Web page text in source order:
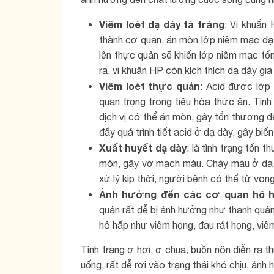
Viêm loét dạ dày tá tràng: Vi khuẩn
thành cơ quan, ăn mòn lớp niêm mạc
lên thực quản sẽ khiến lớp niêm mạc
ra, vi khuẩn HP còn kích thích dạ dày
Viêm loét thực quản: Acid được lớp
quan trọng trong tiêu hóa thức ăn.
dịch vị có thể ăn mòn, gây tổn thương
đẩy quá trình tiết acid ở dạ dày, gây
Xuất huyết dạ dày: là tình trạng tổn
mòn, gây vỡ mạch máu. Chảy máu ở
xử lý kịp thời, người bệnh có thể tử
Ảnh hưởng đến các cơ quan hô
quản rất dễ bị ảnh hưởng như thanh
hô hấp như viêm họng, đau rát họng,
Tình trạng ợ hơi, ợ chua, buồn nôn diễn ra
uống, rất dễ rơi vào trạng thái khó chịu,